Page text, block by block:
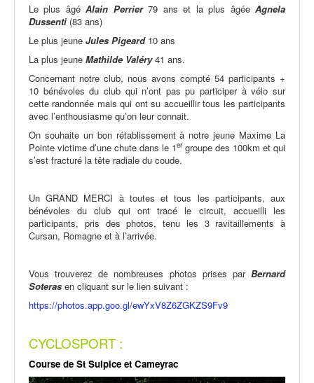
Le plus âgéAlain Perrier79 ans et la plus âgéeAgnela
Dussenti (83 ans)
Le plus jeune Jules Pigeard10 ans
La plus jeune Mathilde Valéry41 ans.
Concernant notre club, nous avons compté 54 participants +
10 bénévoles du club qui n’ont pas pu participer à vélo sur
cette randonnée mais qui ont su accueillir tous les participants
avec l’enthousiasme qu’on leur connait.
On souhaite un bon rétablissement à notre jeune Maxime La
Pointe victime d’une chute dans le 1er groupe des 100km et qui
s’est fracturé la tête radiale du coude.
Un GRAND MERCI à toutes et tous les participants, aux
bénévoles du club qui ont tracé le circuit, accueilli les
participants, pris des photos, tenu les 3 ravitaillements à
Cursan, Romagne et à l’arrivée.
Vous trouverez de nombreuses photos prises par Bernard
Soteras en cliquant sur le lien suivant :
https://photos.app.goo.gl/ewYxV8Z6ZGKZS9Fv9
CYCLOSPORT :
Course de St Sulpice et Cameyrac